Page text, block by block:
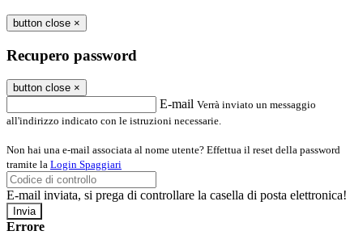
button close ×
Recupero password
button close ×
E-mail Verrà inviato un messaggio
all'indirizzo indicato con le istruzioni necessarie.
Non hai una e-mail associata al nome utente? Effettua il reset della password
tramite la Login Spaggiari
E-mail inviata, si prega di controllare la casella di posta elettronica!
Errore